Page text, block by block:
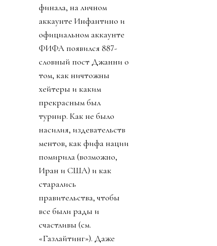
финала, на личном
аккаунте Инфантино и
официальном аккаунте
ФИФА появился 887-
словный пост Джанни о
том, как ничтожны
хейтеры и каким
прекрасным был
турнир. Как не было
насилия, издевательств
ментов, как фифа нации
помирила (возможно,
Иран и США) и как
старались
правительства, чтобы
все были рады и
счастливы (см.
«Газлайтинг»). Даже